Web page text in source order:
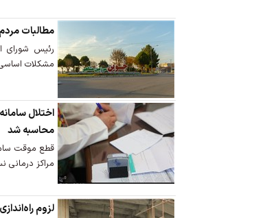
مطالبات
رئیس شورای
مشکلات
اختلال
محاسبه شد
قطع موقت
مراکز درمانی
لزوم